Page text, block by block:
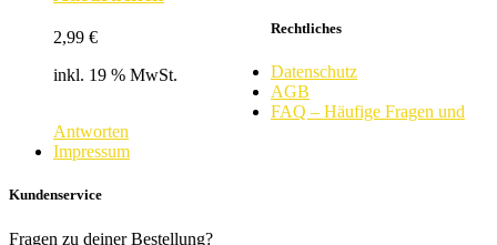
2,99 €
inkl. 19 % MwSt.
Rechtliches
Datenschutz
AGB
FAQ – Häufige Fragen und
Antworten
Impressum
Kundenservice
Fragen zu deiner Bestellung?